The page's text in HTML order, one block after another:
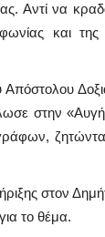
Αντί να
και της
στην
στον
το θέμα.